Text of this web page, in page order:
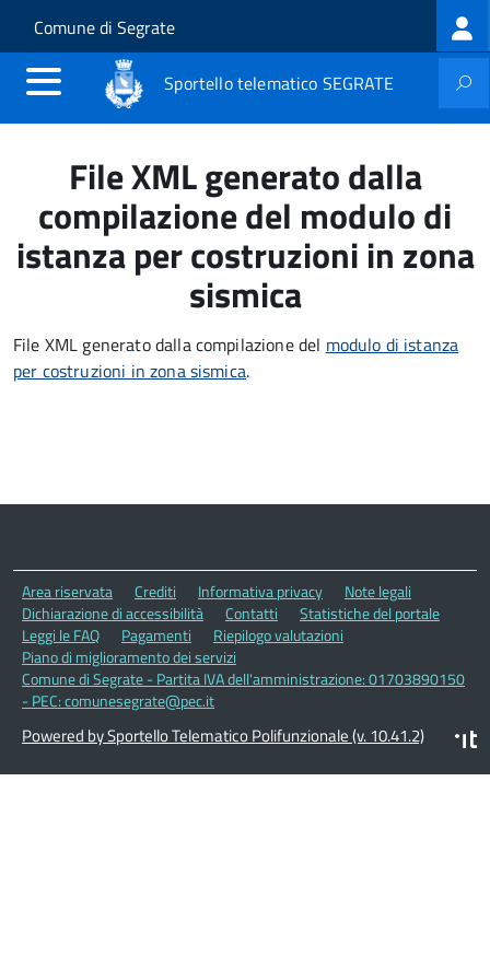
Salta al contenuto principale
Skip to site navigation
Comune di Segrate
Sportello telematico SEGRATE
File XML generato dalla
compilazione del modulo di
istanza per costruzioni in zona
sismica
File XML generato dalla compilazione del modulo di istanza
per costruzioni in zona sismica.
Area riservata Crediti Informativa privacy
Note legali
Dichiarazione di accessibilità
Contatti
Statistiche del portale
Leggi le FAQ
Pagamenti
Riepilogo valutazioni
Piano di miglioramento dei servizi
Comune di Segrate - Partita IVA dell'amministrazione: 01703890150
- PEC: comunesegrate@pec.it
Powered by Sportello Telematico Polifunzionale (v. 10.41.2)